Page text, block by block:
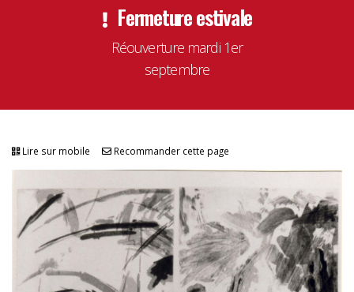
Fermeture estivale
Réouverture mardi 1er
septembre
Lire sur mobile Recommander cette page